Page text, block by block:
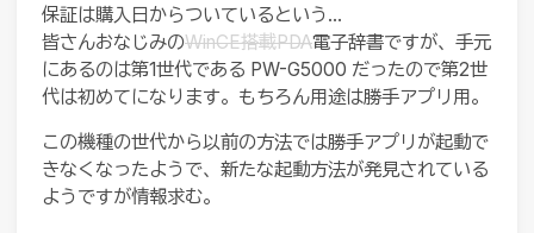
保証は購入日からついているという...
皆さんおなじみのWinCE搭載PDA電子辞書ですが、手元
にあるのは第1世代である PW-G5000 だったので第2世
代は初めてになります。もちろん用途は勝手アプリ用。
この機種の世代から以前の方法では勝手アプリが起動で
きなくなったようで、新たな起動方法が発見されている
ようですが情報求む。